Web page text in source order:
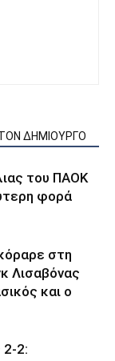
ΔΗΜΙΟΥΡΓΟ
του ΠΑΟΚ
φορά
στη
Λισαβόνας
και ο
2-2: